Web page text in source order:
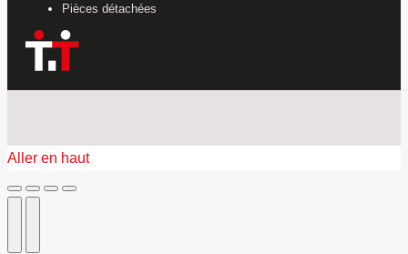
Pièces détachées
Aller en haut